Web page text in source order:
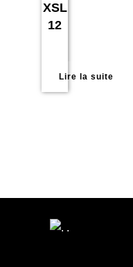
XSL
12
Lire la suite